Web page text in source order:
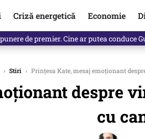
Criză energetică Economie
de premier. Cine ar putea conduce
› Stiri › Prințesa Kate, mesaj emoționant
despre
cu